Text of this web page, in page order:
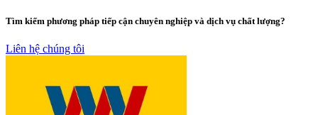
Tìm kiếm phương pháp tiếp cận chuyên nghiệp và dịch vụ chất lượng?
Liên hệ chúng tôi